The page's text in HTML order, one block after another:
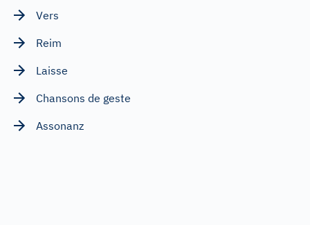
Vers
Reim
Laisse
Chansons de geste
Assonanz